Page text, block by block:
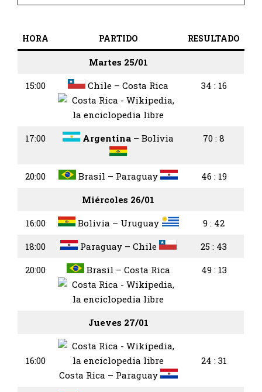
HORA PARTIDO RESULTADO
Martes 25/01
15:00
Chile – Costa Rica 34 : 16
17:00 Argentina – Bolivia 70 : 8
20:00 Brasil – Paraguay
46 : 19
Miércoles 26/01
16:00
Bolivia – Uruguay
9 : 42
18:00
Paraguay – Chile
25 : 43
20:00
Brasil – Costa Rica 49 : 13
Jueves 27/01
16:00
Costa Rica – Paraguay
24 : 31